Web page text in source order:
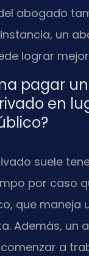
abogado
un
lograr
pagar
en
suele
por caso
que maneja
Además, un
a